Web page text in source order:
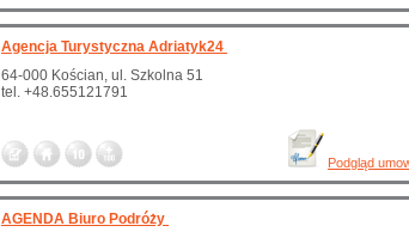
Agencja Turystyczna Adriatyk24
64-000 Kościan, ul. Szkolna 51
tel. +48.655121791
Podgląd
AGENDA Biuro Podróży